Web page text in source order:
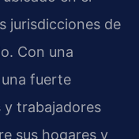
jurisdicciones de
Con una
fuerte
y trabajadores
sus hogares y